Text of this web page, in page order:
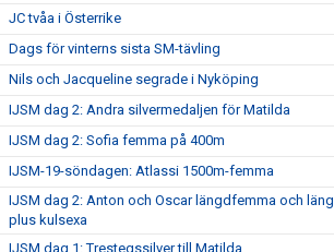
JC tvåa i Österrike
Dags för vinterns sista SM-tävling
Nils och Jacqueline segrade i Nyköping
IJSM dag 2: Andra silvermedaljen för Matilda
IJSM dag 2: Sofia femma på 400m
IJSM-19-söndagen: Atlassi 1500m-femma
IJSM dag 2: Anton och Oscar längdfemma och
plus kulsexa
IJSM dag 1: Trestegssilver till Matilda